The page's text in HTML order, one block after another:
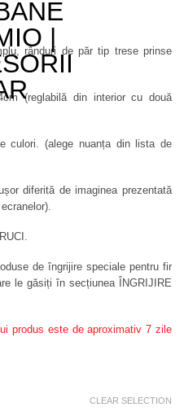
rânduri de păr tip trese prinse
(reglabilă din interior cu două
culori. (alege nuanța din lista de
diferită de imaginea prezentată
de îngrijire speciale pentru fir
le găsiți în secțiunea ÎNGRIJIRE
produs este de aproximativ 7 zile
CLEAR SELECTION